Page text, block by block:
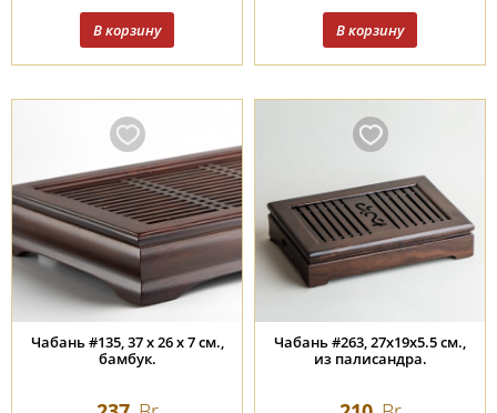
Чабань #135, 37 х 26 х 7 см.,
бамбук.
Чабань #263, 27x19x5.5 см.,
из палисандра.